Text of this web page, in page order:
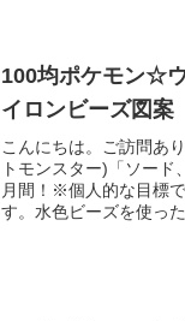
100均ポケモン☆
イロンビーズ図案
こんにちは。ご訪問あ
トモンスター)「ソード
月間！※個人的な目標
す。水色ビーズを使っ